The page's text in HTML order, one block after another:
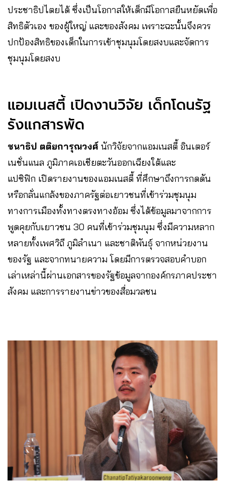
ประชาธิปไตยได้ ซึ่งเป็นโอกาสให้เด็กมีโอกาสยืนหยัดเพื่อ
สิทธิตัวเอง ของผู้ใหญ่ และของสังคม เพราะฉะนั้นจึงควร
ปกป้องสิทธิของเด็กในการเข้าชุมนุมโดยสงบและจัดการ
ชุมนุมโดยสงบ
แอมเนสตี้ เปิดงานวิจัย เด็กโดนรัฐ
รังแกสารพัด
ชนาธิป ตติยการุณวงศ์ นักวิจัยจากแอมเนสตี้ อินเตอร์
เนชั่นแนล ภูมิภาคเอเชียตะวันออกเฉียงใต้และ
แปซิฟิก เปิดรายงานของแอมเนสตี้ ที่ศึกษาถึงการกดดัน
หรือกลั่นแกล้งของภาครัฐต่อเยาวชนที่เข้าร่วมชุมนุม
ทางการเมืองทั้งทางตรงทางอ้อม ซึ่งได้ข้อมูลมาจากการ
พูดคุยกับเยาวชน 30 คนที่เข้าร่วมชุมนุม ซึ่งมีความหลาก
หลายทั้งเพศวิถี ภูมิลำเนา และชาติพันธุ์ จากหน่วยงาน
ของรัฐ และจากทนายความ โดยมีการตรวจสอบคำบอก
เล่าเหล่านี้ผ่านเอกสารของรัฐข้อมูลจากองค์กรภาคประชา
สังคม และการรายงานข่าวของสื่อมวลชน